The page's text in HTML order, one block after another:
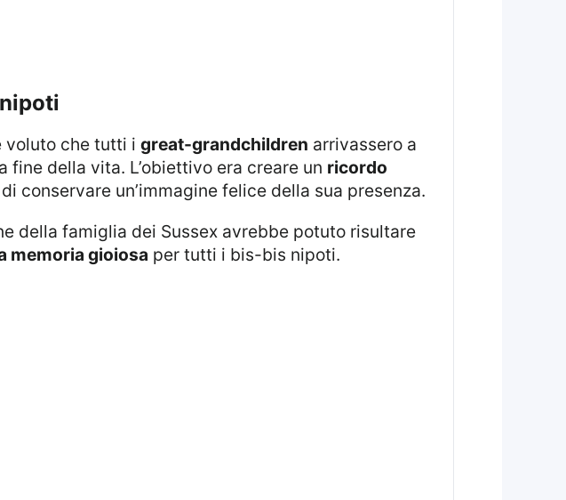
voluto che tutti i great-grandchildren arrivassero a
fine della vita. L’obiettivo era creare un ricordo
conservare un’immagine felice della sua presenza.
memoria gioiosa per tutti i bis-bis nipoti.